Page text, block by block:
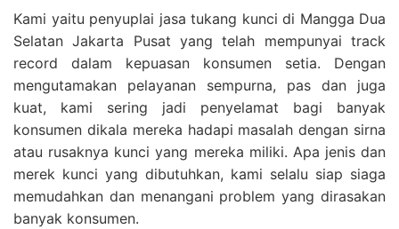
Kami yaitu penyuplai jasa tukang kunci di Mangga Dua
Selatan Jakarta Pusat yang telah mempunyai track
record dalam kepuasan konsumen setia. Dengan
mengutamakan pelayanan sempurna, pas dan juga
kuat, kami sering jadi penyelamat bagi banyak
konsumen dikala mereka hadapi masalah dengan sirna
atau rusaknya kunci yang mereka miliki. Apa jenis dan
merek kunci yang dibutuhkan, kami selalu siap siaga
memudahkan dan menangani problem yang dirasakan
banyak konsumen.